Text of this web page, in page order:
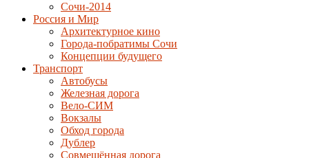
Сочи-2014
Россия и Мир
Архитектурное кино
Города-побратимы Сочи
Концепции будущего
Транспорт
Автобусы
Железная дорога
Вело-СИМ
Вокзалы
Обход города
Дублер
Совмещённая дорога